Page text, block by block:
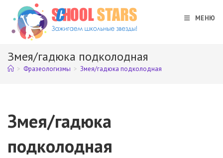
Перейти
содержимому
МЕНЮ
Змея/гадюка подколодная
> Фразеологизмы > Змея/гадюка подколодная
Змея/гадюка
подколодная